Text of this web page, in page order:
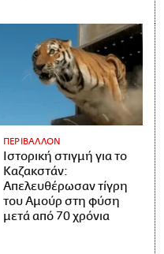
ΠΕΡΙΒΑΛΛΟΝ
Ιστορική στιγμή για το
Καζακστάν:
Απελευθέρωσαν τίγρη
του Αμούρ στη φύση
μετά από 70 χρόνια